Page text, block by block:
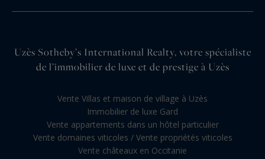
Uzès Sotheby’s International Realty, votre spécialiste
de l’immobilier de luxe et de prestige à Uzès
Vente Villas et maison de village à Uzès
Immobilier de luxe Gard
Vente appartements dans un hôtel particulier
Vente domaines viticoles / Vente propriétés viticoles
Vente châteaux en Occitanie